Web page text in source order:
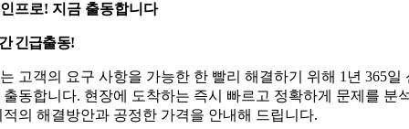
프로! 지금 출동합니다
긴급출동!
고객의 요구 사항을 가능한 한 빨리 해결하기 위해 1년 365일
출동합니다. 현장에 도착하는 즉시 빠르고 정확하게 문제를 분
적의 해결방안과 공정한 가격을 안내해 드립니다.